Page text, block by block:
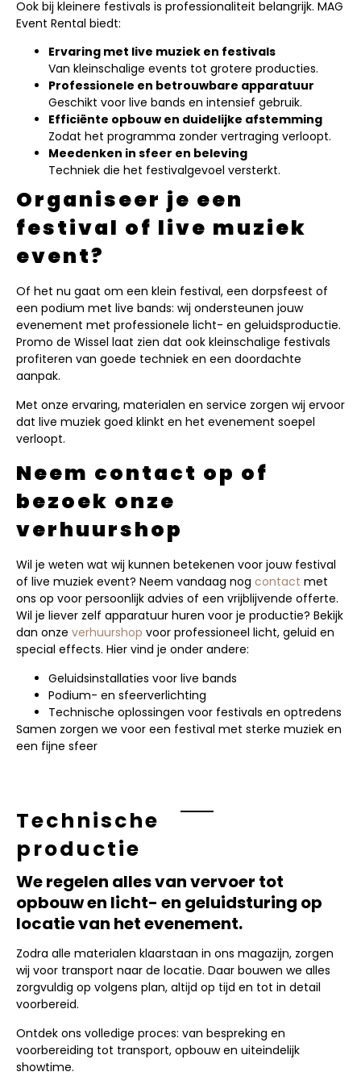
Ook bij kleinere festivals is professionaliteit belangrijk. MAG
Event Rental biedt:
Ervaring met live muziek en festivals
Van kleinschalige events tot grotere producties.
Professionele en betrouwbare apparatuur
Geschikt voor live bands en intensief gebruik.
Efficiënte opbouw en duidelijke afstemming
Zodat het programma zonder vertraging verloopt.
Meedenken in sfeer en beleving
Techniek die het festivalgevoel versterkt.
Organiseer je een
festival of live muziek
event?
Of het nu gaat om een klein festival, een dorpsfeest of
een podium met live bands: wij ondersteunen jouw
evenement met professionele licht- en geluidsproductie.
Promo de Wissel laat zien dat ook kleinschalige festivals
profiteren van goede techniek en een doordachte
aanpak.
Met onze ervaring, materialen en service zorgen wij ervoor
dat live muziek goed klinkt en het evenement soepel
verloopt.
Neem contact op of
bezoek onze
verhuurshop
Wil je weten wat wij kunnen betekenen voor jouw festival
of live muziek event? Neem vandaag nog contact met
ons op voor persoonlijk advies of een vrijblijvende offerte.
Wil je liever zelf apparatuur huren voor je productie? Bekijk
dan onze verhuurshop voor professioneel licht, geluid en
special effects. Hier vind je onder andere:
Geluidsinstallaties voor live bands
Podium- en sfeerverlichting
Technische oplossingen voor festivals en optredens
Samen zorgen we voor een festival met sterke muziek en
een fijne sfeer
Technische
productie
We regelen alles van vervoer tot
opbouw en licht- en geluidsturing op
locatie van het evenement.
Zodra alle materialen klaarstaan in ons magazijn, zorgen
wij voor transport naar de locatie. Daar bouwen we alles
zorgvuldig op volgens plan, altijd op tijd en tot in detail
voorbereid.
Ontdek ons volledige proces: van bespreking en
voorbereiding tot transport, opbouw en uiteindelijk
showtime.